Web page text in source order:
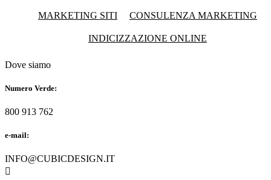
MARKETING SITI CONSULENZA MARKETING
INDICIZZAZIONE ONLINE
Dove siamo
Numero Verde:
800 913 762
e-mail:
INFO@CUBICDESIGN.IT
